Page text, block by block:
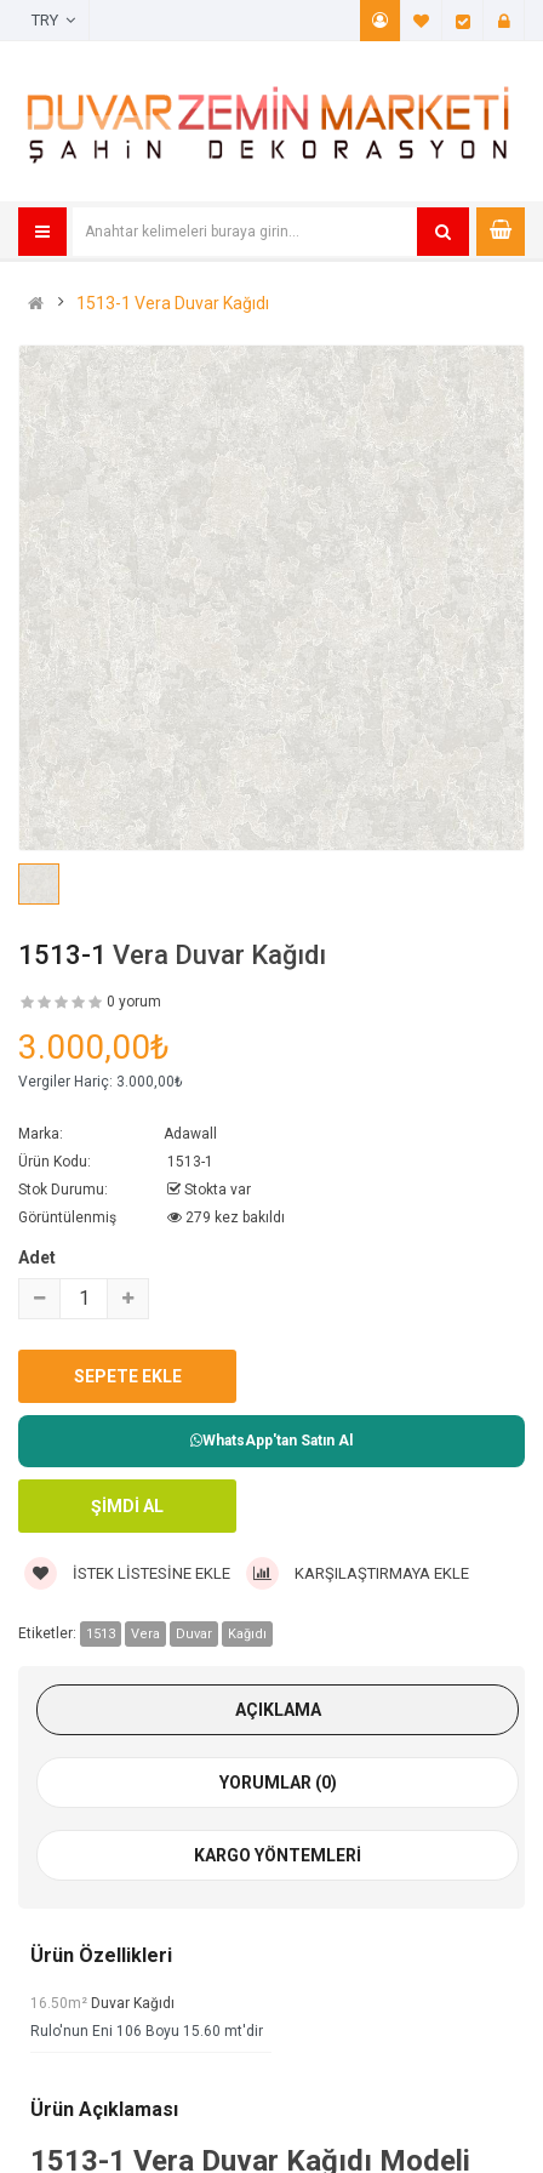
A. Listem
1513-1 Vera Duvar Kağıdı
1513-1 Vera Duvar Kağıdı
0 yorum
3.000,00₺
Vergiler Hariç: 3.000,00₺
Marka:
Adawall
Ürün Kodu:
1513-1
Stok Durumu:
Stokta var
Görüntülenmiş
279 kez bakıldı
Adet
WhatsApp'tan Satın Al
İSTEK LISTESINE EKLE KARŞILAŞTIRMAYA EKLE
Etiketler: 1513 Vera Duvar Kağıdı
AÇIKLAMA
YORUMLAR (0)
KARGO YÖNTEMLERI
Ürün Özellikleri
16.50m² Duvar Kağıdı
Rulo'nun Eni 106 Boyu 15.60 mt'dir
Ürün Açıklaması
1513-1 Vera Duvar Kağıdı Modeli